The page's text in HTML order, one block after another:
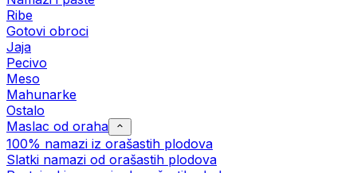
Ribe
Gotovi obroci
Jaja
Pecivo
Meso
Mahunarke
Ostalo
Maslac od oraha
100% namazi iz orašastih plodova
Slatki namazi od orašastih plodova